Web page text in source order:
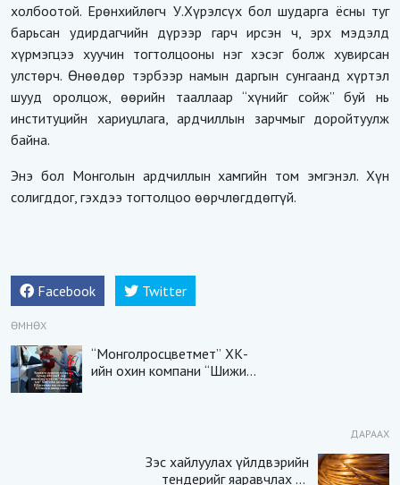
холбоотой. Ерөнхийлөгч У.Хүрэлсүх бол шударга ёсны туг
барьсан удирдагчийн дүрээр гарч ирсэн ч, эрх мэдэлд
хүрмэгцээ хуучин тогтолцооны нэг хэсэг болж хувирсан
улстөрч. Өнөөдөр тэрбээр намын даргын сунгаанд хүртэл
шууд оролцож, өөрийн тааллаар “хүнийг сойж” буй нь
институцийн хариуцлага, ардчиллын зарчмыг доройтуулж
байна.
Энэ бол Монголын ардчиллын хамгийн том эмгэнэл. Хүн
солигддог, гэхдээ тогтолцоо өөрчлөгддөггүй.
Facebook Twitter
ӨМНӨХ
“Монголросцветмет” ХК-
ийн охин компани “Шижир
замхарсан бэ?
ДАРААХ
Зэс хайлуулах үйлдвэрийн
тендерийг яаравчлах нь